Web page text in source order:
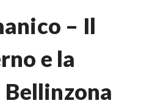
– Il
e la